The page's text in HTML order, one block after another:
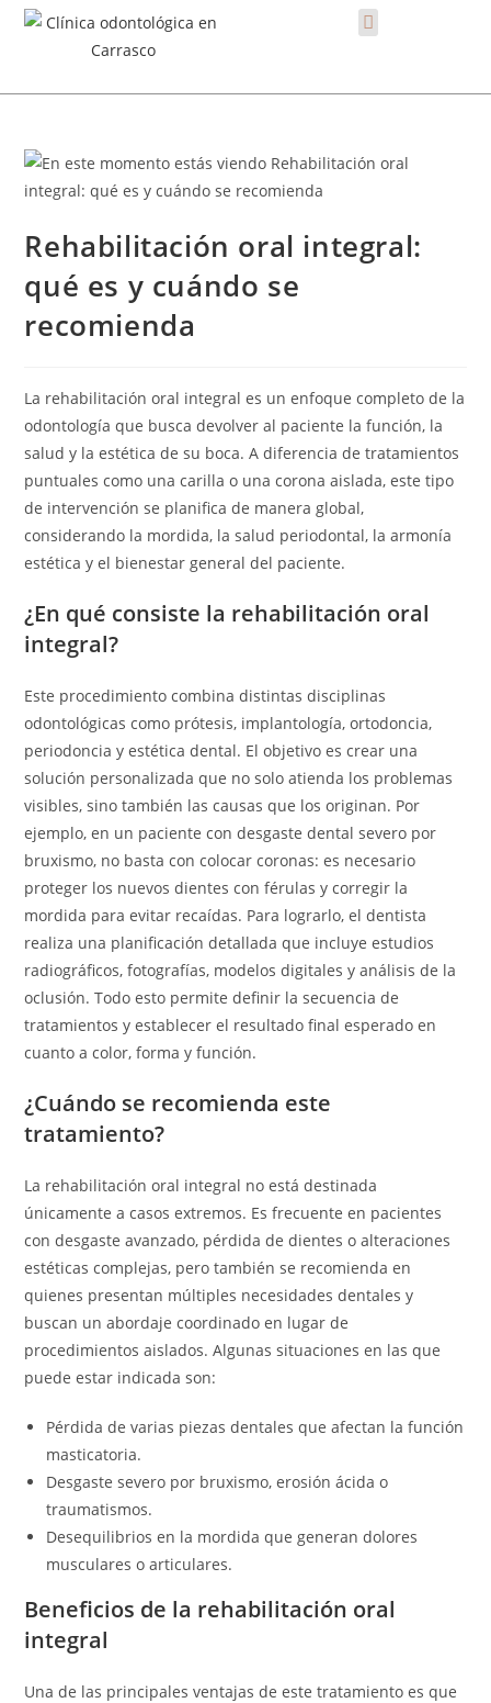
Rehabilitación oral integral:
qué es y cuándo se
recomienda
La rehabilitación oral integral es un enfoque completo de la
odontología que busca devolver al paciente la función, la
salud y la estética de su boca. A diferencia de tratamientos
puntuales como una carilla o una corona aislada, este tipo
de intervención se planifica de manera global,
considerando la mordida, la salud periodontal, la armonía
estética y el bienestar general del paciente.
¿En qué consiste la rehabilitación oral
integral?
Este procedimiento combina distintas disciplinas
odontológicas como prótesis, implantología, ortodoncia,
periodoncia y estética dental. El objetivo es crear una
solución personalizada que no solo atienda los problemas
visibles, sino también las causas que los originan. Por
ejemplo, en un paciente con desgaste dental severo por
bruxismo, no basta con colocar coronas: es necesario
proteger los nuevos dientes con férulas y corregir la
mordida para evitar recaídas. Para lograrlo, el dentista
realiza una planificación detallada que incluye estudios
radiográficos, fotografías, modelos digitales y análisis de la
oclusión. Todo esto permite definir la secuencia de
tratamientos y establecer el resultado final esperado en
cuanto a color, forma y función.
¿Cuándo se recomienda este
tratamiento?
La rehabilitación oral integral no está destinada
únicamente a casos extremos. Es frecuente en pacientes
con desgaste avanzado, pérdida de dientes o alteraciones
estéticas complejas, pero también se recomienda en
quienes presentan múltiples necesidades dentales y
buscan un abordaje coordinado en lugar de
procedimientos aislados. Algunas situaciones en las que
puede estar indicada son:
Pérdida de varias piezas dentales que afectan la función
masticatoria.
Desgaste severo por bruxismo, erosión ácida o
traumatismos.
Desequilibrios en la mordida que generan dolores
musculares o articulares.
Beneficios de la rehabilitación oral
integral
Una de las principales ventajas de este tratamiento es que